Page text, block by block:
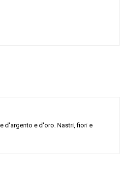
d'argento e d'oro. Nastri, fiori e